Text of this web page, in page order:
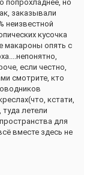
попрохладнее, но
заказывали
неизвестной
кусочка
макароны опять с
если честно,
смотрите, кто
кстати,
летели
для
вместе здесь не